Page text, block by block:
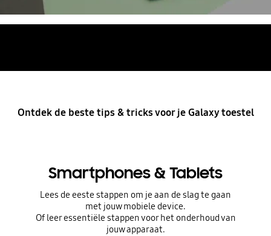
Ontdek de beste tips & tricks voor je Galaxy toestel
Smartphones & Tablets
Lees de eeste stappen om je aan de slag te gaan
met jouw mobiele device.
Of leer essentiële stappen voor het onderhoud van
jouw apparaat.